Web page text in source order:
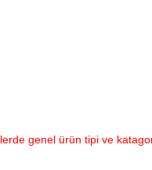
genel ürün tipi ve